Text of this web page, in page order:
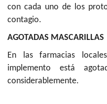
con cada uno de los
contagio.
AGOTADAS MASCARILLAS
En las farmacias
implemento está
considerablemente.